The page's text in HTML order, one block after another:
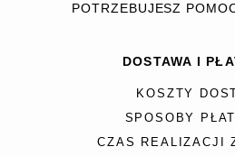
POTRZEBUJESZ
DOSTAWA I
KOSZTY
SPOSOBY
CZAS REALIZACJI